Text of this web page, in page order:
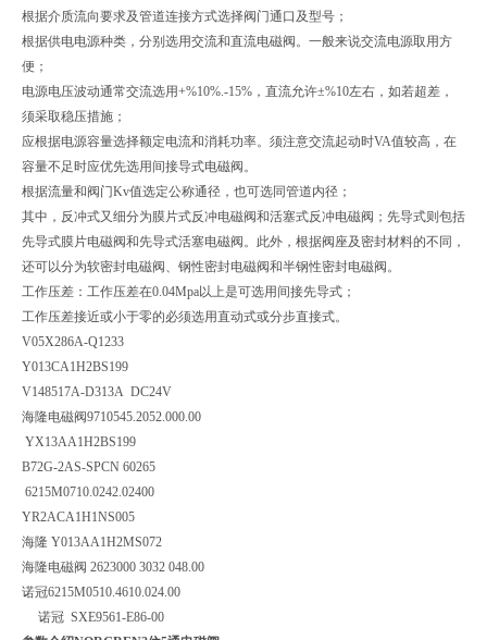
根据介质流向要求及管道连接方式选择阀门通口及型号；
根据供电电源种类，分别选用交流和直流电磁阀。一般来说交流电源取用方
便；
电源电压波动通常交流选用+%10%.-15%，直流允许±%10左右，如若超差，
须采取稳压措施；
应根据电源容量选择额定电流和消耗功率。须注意交流起动时VA值较高，在
容量不足时应优先选用间接导式电磁阀。
根据流量和阀门Kv值选定公称通径，也可选同管道内径；
其中，反冲式又细分为膜片式反冲电磁阀和活塞式反冲电磁阀；先导式则包括
先导式膜片电磁阀和先导式活塞电磁阀。此外，根据阀座及密封材料的不同，
还可以分为软密封电磁阀、钢性密封电磁阀和半钢性密封电磁阀。
工作压差：工作压差在0.04Mpa以上是可选用间接先导式；
工作压差接近或小于零的必须选用直动式或分步直接式。
V05X286A-Q1233
Y013CA1H2BS199
V148517A-D313A DC24V
海隆电磁阀9710545.2052.000.00
YX13AA1H2BS199
B72G-2AS-SPCN 60265
6215M0710.0242.02400
YR2ACA1H1NS005
海隆 Y013AA1H2MS072
海隆电磁阀 2623000 3032 048.00
诺冠6215M0510.4610.024.00
诺冠 SXE9561-E86-00